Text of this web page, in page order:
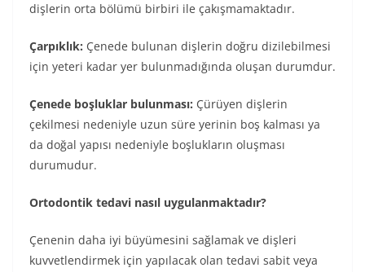
dişlerin orta bölümü birbiri ile çakışmamaktadır.
Çarpıklık: Çenede bulunan dişlerin doğru dizilebilmesi
için yeteri kadar yer bulunmadığında oluşan durumdur.
Çenede boşluklar bulunması: Çürüyen dişlerin
çekilmesi nedeniyle uzun süre yerinin boş kalması ya
da doğal yapısı nedeniyle boşlukların oluşması
durumudur.
Ortodontik tedavi nasıl uygulanmaktadır?
Çenenin daha iyi büyümesini sağlamak ve dişleri
kuvvetlendirmek için yapılacak olan tedavi sabit veya